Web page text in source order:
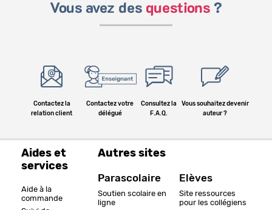
Vous avez des questions ?
Contactez la
relation client
Contactez votre
délégué
Consultez la
F.A.Q.
Vous souhaitez devenir
auteur ?
Aides et
services
Aide à la
commande
Autres sites
Parascolaire
Soutien scolaire en
ligne
Elèves
Site ressources
pour les collégiens